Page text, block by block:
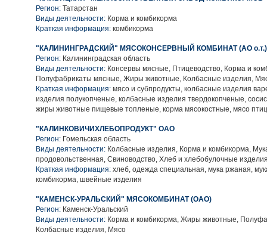
Регион: Татарстан
Виды деятельности: Корма и комбикорма
Краткая информация: комбикорма
"КАЛИНИНГРАДСКИЙ" МЯСОКОНСЕРВНЫЙ КОМБИНАТ (АО о.т.)
Регион: Калининградская область
Виды деятельности: Консервы мясные, Птицеводство, Корма и
Полуфабрикаты мясные, Жиры животные, Колбасные изделия,
Краткая информация: мясо и субпродукты, колбасные изделия
изделия полукопченые, колбасные изделия твердокопченые,
жиры животные пищевые топленые, корма мясокостные, мясо
"КАЛИНКОВИЧИХЛЕБОПРОДУКТ" ОАО
Регион: Гомельская область
Виды деятельности: Колбасные изделия, Корма и комбикорма,
продовольственная, Свиноводство, Хлеб и хлебобулочные
Краткая информация: хлеб, одежда специальная, мука ржаная,
комбикорма, швейные изделия
"КАМЕНСК-УРАЛЬСКИЙ" МЯСОКОМБИНАТ (ОАО)
Регион: Каменск-Уральский
Виды деятельности: Корма и комбикорма, Жиры животные,
Колбасные изделия, Мясо